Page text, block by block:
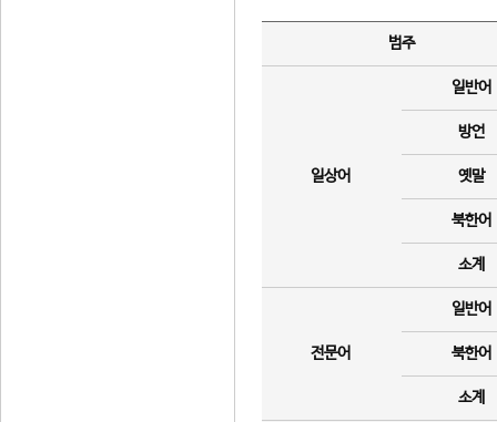
범주
일상어
일반어
방언
옛말
북한어
소계
전문어
일반어
북한어
소계